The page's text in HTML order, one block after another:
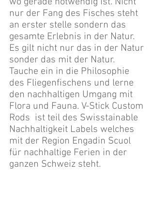
nur der Fang des Fisches steht
an erster stelle sondern das
gesamte Erlebnis in der Natur.
Es gilt nicht nur das in der Natur
sonder das mit der Natur.
Tauche ein in die Philosophie
des Fliegenfischens und lerne
den nachhaltigen Umgang mit
Flora und Fauna. V-Stick Custom
Rods ist teil des Swisstainable
Nachhaltigkeit Labels welches
mit der Region Engadin Scuol
für nachhaltige Ferien in der
ganzen Schweiz steht.